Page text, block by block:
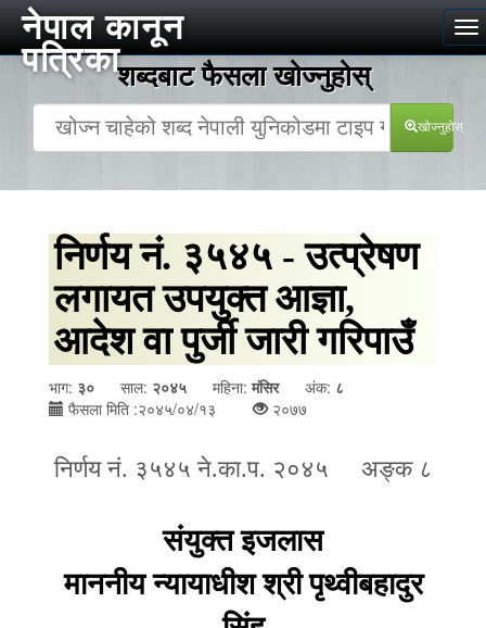
नेपाल कानून
पत्रिकाशब्दबाट फैसला खोज्‍नुहोस्
खोज्‍नुहोस्
निर्णय नं. ३५४५ - उत्प्रेषण
लगायत उपयुक्त आज्ञा,
आदेश वा पुर्जी जारी गरिपाउँ
भाग: ३० साल: २०४५ महिना:मंसिर अंक: ८
फैसला मिति :२०४५/०४/१३
२०७७
निर्णय नं. ३५४५ ने.का.प. २०४५ अङ्क ८
संयुक्त इजलास
माननीय न्यायाधीश श्री पृथ्वीबहादुर